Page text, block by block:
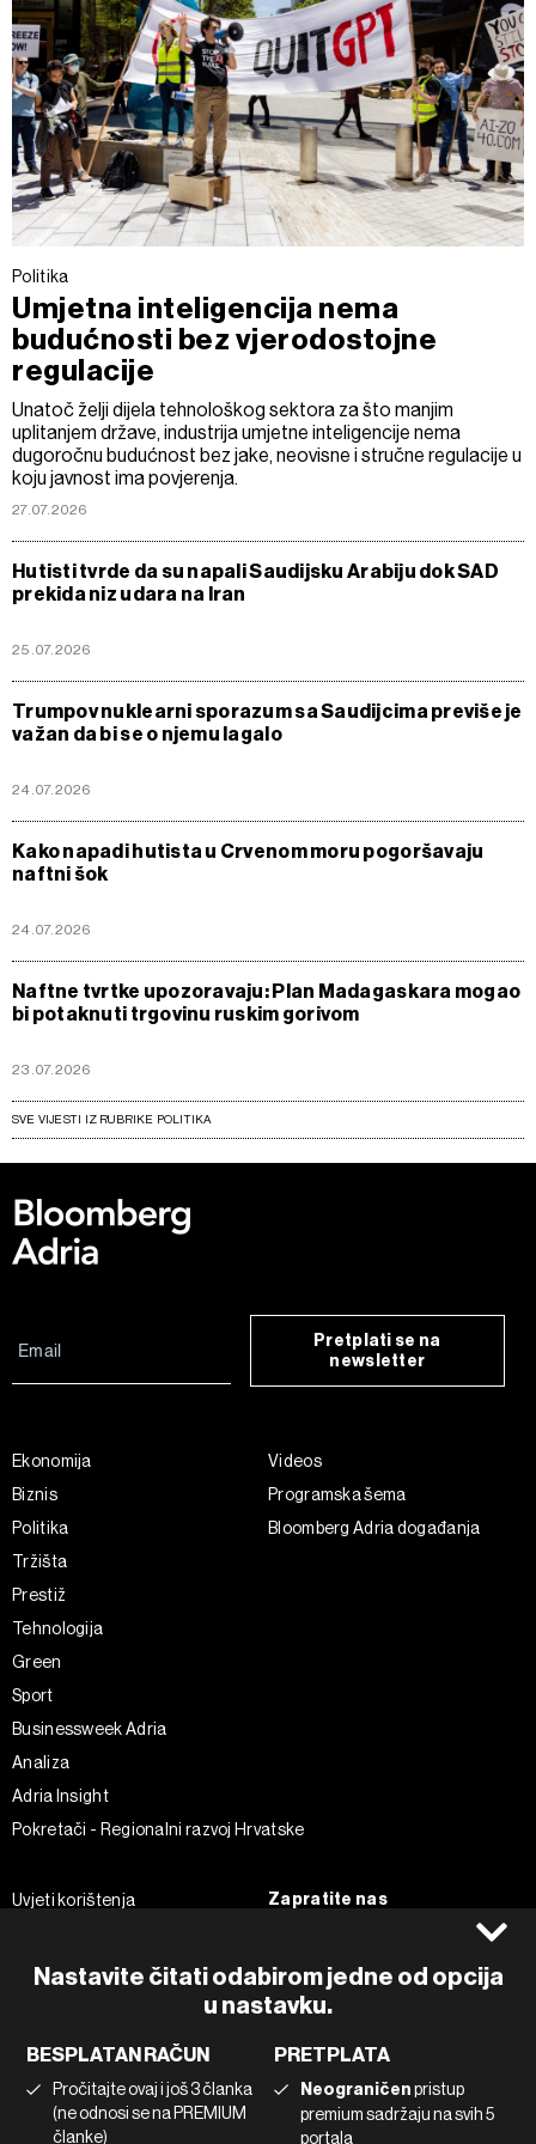
Politika
Umjetna inteligencija nema
budućnosti bez vjerodostojne
regulacije
Unatoč želji dijela tehnološkog sektora za što manjim
uplitanjem države, industrija umjetne inteligencije nema
dugoročnu budućnost bez jake, neovisne i stručne regulacije u
koju javnost ima povjerenja.
27.07.2026
Hutisti tvrde da su napali Saudijsku Arabiju dok SAD
prekida niz udara na Iran
25.07.2026
Trumpov nuklearni sporazum sa Saudijcima previše je
važan da bi se o njemu lagalo
24.07.2026
Kako napadi hutista u Crvenom moru pogoršavaju
naftni šok
24.07.2026
Naftne tvrtke upozoravaju: Plan Madagaskara mogao
bi potaknuti trgovinu ruskim gorivom
23.07.2026
SVE VIJESTI IZ RUBRIKE POLITIKA
Nastavite čitati odabirom jedne od opcija
u nastavku.
BESPLATAN RAČUN
Pročitajte ovaj i još 3 članka
(ne odnosi se na PREMIUM
članke)
PRETPLATA
Neograničenpristup
premium sadržaju na svih 5
portala
Pretplati se na
newsletter
Ekonomija
Biznis
Politika
Tržišta
Prestiž
Tehnologija
Green
Sport
Businessweek Adria
Analiza
Adria Insight
Pokretači - Regionalni razvoj Hrvatske
Videos
Programska šema
Bloomberg Adria događanja
Uvjeti korištenja
Politika kolačića
Korištenje umjetne inteligencije
Zapratite nas
Instagram
Twitter
Tiktok